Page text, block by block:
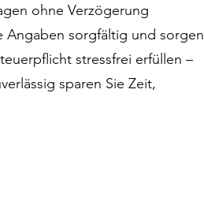
ohne Verzögerung
sorgfältig und sorgen
stressfrei erfüllen –
sparen Sie Zeit,